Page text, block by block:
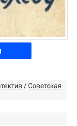
/Советская